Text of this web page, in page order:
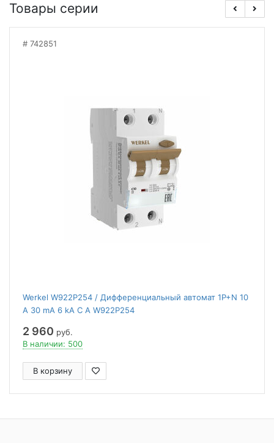
Товары серии
742851
Werkel W922P254 / Дифференциальный автомат 1P+N 10
A 30 mА 6 kА C A W922P254
2 960 руб.
В наличии: 500
В корзину